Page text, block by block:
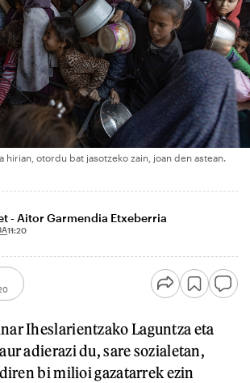
hirian, otordu bat jasotzeko zain, joan den astean.
- Aitor Garmendia Etxeberria
11:20
Iheslarientzako Laguntza eta
adierazi du, sare sozialetan,
bi milioi gazatarrek ezin